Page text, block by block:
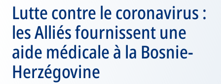
Lutte contre le coronavirus :
les Alliés fournissent une
aide médicale à la Bosnie-
Herzégovine